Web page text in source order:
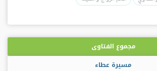
مجموع الفتاوى
مسيرة عطاء